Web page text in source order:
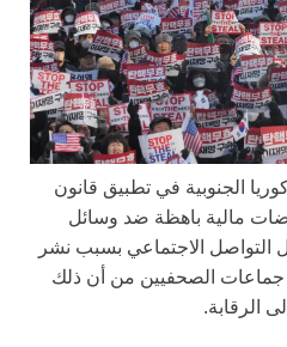
الجنوبية في تطبيق قانون
مالية باهظة ضد وسائل
التواصل الاجتماعي بسبب نشر
الصحفيين من أن ذلك
الرقابة.